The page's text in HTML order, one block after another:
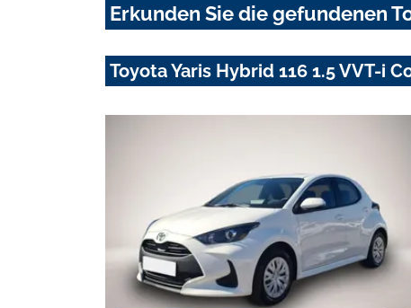
Erkunden Sie die gefundenen
Toyota Yaris Hybrid 116 1.5 VVT-i